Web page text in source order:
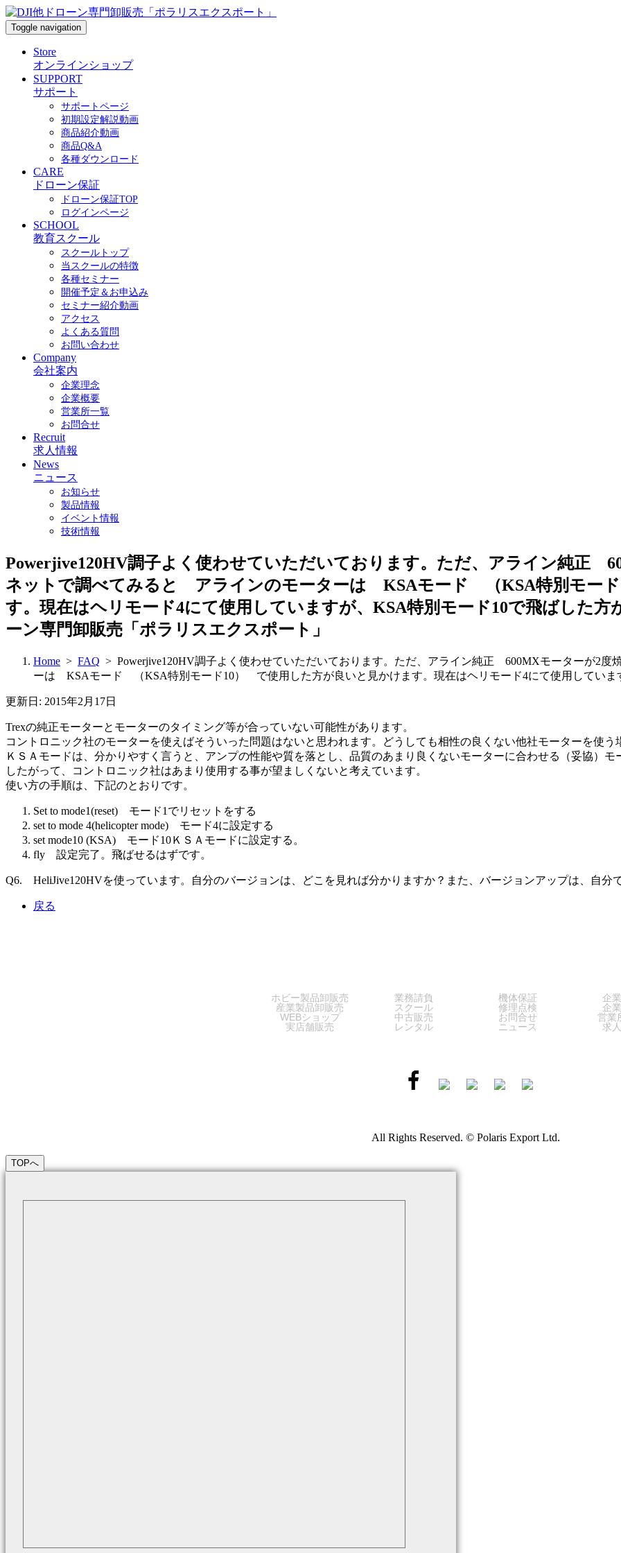
Toggle navigation
Store
オンラインショップ
SUPPORT
サポート
サポートページ
初期設定解説動画
商品紹介動画
商品Q&A
各種ダウンロード
CARE
ドローン保証
ドローン保証TOP
ログインページ
SCHOOL
教育スクール
スクールトップ
当スクールの特徴
各種セミナー
開催予定＆お申込み
セミナー紹介動画
アクセス
よくある質問
お問い合わせ
Company
会社案内
企業理念
企業概要
営業所一覧
お問合せ
Recruit
求人情報
News
ニュース
お知らせ
製品情報
イベント情報
技術情報
Powerjive120HV調子よく使わせていただいております。ただ、アライン純正
ネットで調べてみると アラインのモーターは KSAモード （KSA特別モー
す。現在はヘリモード4にて使用していますが、KSA特別モード10で飛ばした方
ーン専門卸販売「ポラリスエクスポート」
Home > FAQ > Powerjive120HV調子よく使わせていただいております。ただ、アライン純正 600MXモーターが2
ーは KSAモード （KSA特別モード10） で使用した方が良いと見かけます。現在はヘリモード4にて使用していま
更新日: 2015年2月17日
Trexの純正モーターとモーターのタイミング等が合っていない可能性があります。
コントロニック社のモーターを使えばそういった問題はないと思われます。どうしても相性の良くない他社モーターを使う
ＫＳＡモードは、分かりやすく言うと、アンプの性能や質を落とし、品質のあまり良くないモーターに合わせる（妥協）モ
したがって、コントロニック社はあまり使用する事が望ましくないと考えています。
使い方の手順は、下記のとおりです。
Set to mode1(reset) モード1でリセットをする
set to mode 4(helicopter mode) モード4に設定する
set mode10 (KSA) モード10ＫＳＡモードに設定する。
fly 設定完了。飛ばせるはずです。
Q6. HeliJive120HVを使っています。自分のバージョンは、どこを見れば分かりますか？また、バージョンアップは、自分
戻る
ホビー製品卸販売
産業製品卸販売
WEBショップ
実店舗販売
業務請負
スクール
中古販売
レンタル
機体保証
修理点検
お問合せ
ニュース
企
企
営業
求
All Rights Reserved. © Polaris Export Ltd.
TOPへ